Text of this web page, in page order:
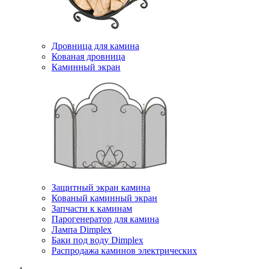
Дровница для камина
Кованая дровница
Каминный экран
Защитный экран камина
Кованый каминный экран
Запчасти к каминам
Парогенератор для камина
Лампа Dimplex
Баки под воду Dimplex
Распродажа каминов электрических